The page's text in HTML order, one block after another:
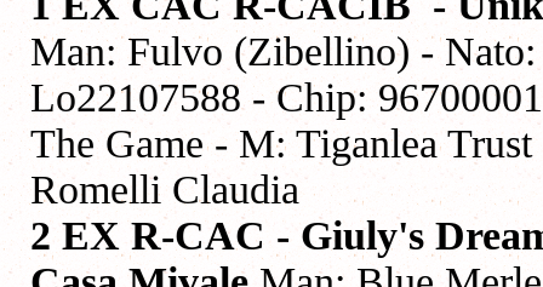
Man: Fulvo (Zibellino) -
Lo22107588 - Chip:
The Game - M: Tiganlea
Romelli Claudia
2 EX R-CAC - Giuly's